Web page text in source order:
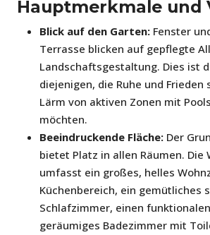
Hauptmerkmale und
Blick auf den Garten: Fenster
Terrasse blicken auf gepflegte
Landschaftsgestaltung. Dies ist
diejenigen, die Ruhe und Frieden
Lärm von aktiven Zonen mit
möchten.
Beeindruckende Fläche: Der
bietet Platz in allen Räumen. Die
umfasst ein großes, helles
Küchenbereich, ein gemütliches
Schlafzimmer, einen
geräumiges Badezimmer mit